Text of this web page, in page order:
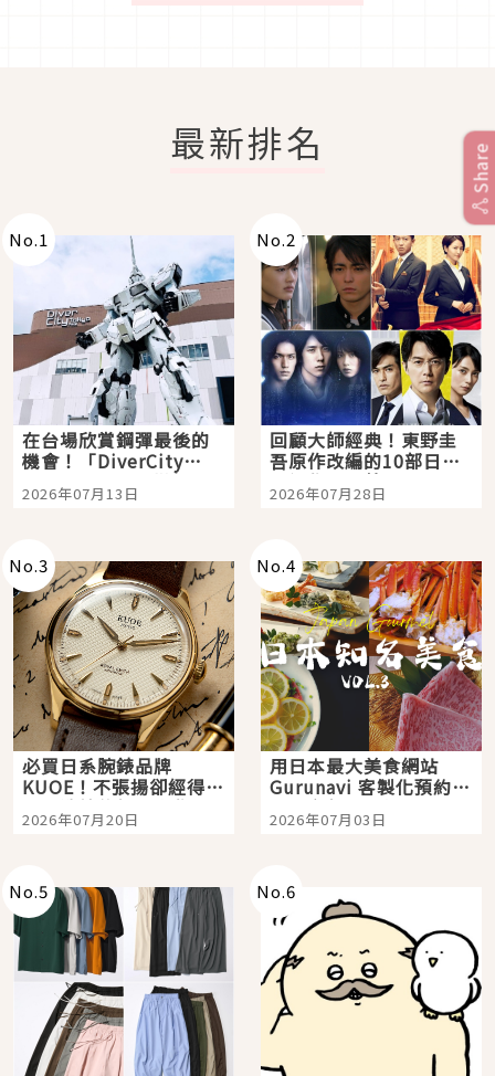
最新排名
No.1
在台場欣賞鋼彈最後的
機會！「DiverCity
Tokyo Plaza」搭船、
購物、美食及夜景，一
2026年07月13日
No.2
回顧大師經典！東野圭
吾原作改編的10部日本
影視作品推薦
2026年07月28日
No.3
必買日系腕錶品牌
KUOE！不張揚卻經得起
時間洗鍊的經典之作五
選
2026年07月20日
No.4
用日本最大美食網站
Gurunavi 客製化預約九
大都市餐廳，打造專屬
美食體驗！
2026年07月03日
No.5 No.6
Share